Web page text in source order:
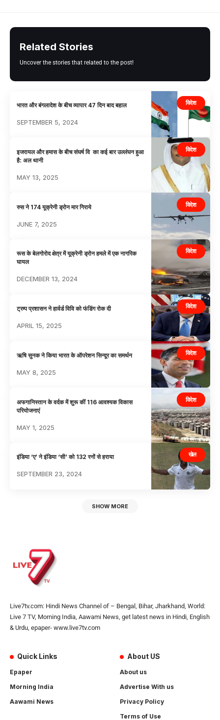
Related Stories
Uncover the stories that related to the post!
विदेश
भारत और बंगलादेश के बीच व्यापार 47 दिन बाद बहाल
SEPTEMBER 5, 2024
विदेश
इजरायल और हमास के बीच संघर्ष वि का कई बार उल्लंघन हुआ
है: अल थानी
MAY 13, 2025
विदेश
रुस ने 174 यूक्रेनी ड्रोन मार गिराये
JUNE 7, 2025
विदेश
रूस के बेलगोरोद क्षेत्र में यूक्रेनी ड्रोन हमले में एक नागरिक
घायल
DECEMBER 13, 2024
विदेश
ट्रम्प प्रशासन ने हार्वर्ड विवि को फंडिंग रोक दी
APRIL 15, 2025
विदेश
ऋषि सुनक ने किया भारत के ऑपरेशन सिन्दूर का समर्थन
MAY 8, 2025
विदेश
अफगानिस्तान के वर्दक में शुरू कीं 116 आवश्यक विकास
परियोजनाएं
MAY 1, 2025
खेल
इंडिया ‘ए’ ने इंडिया ‘सी’ को 132 रनों से हराया
SEPTEMBER 23, 2024
SHOW MORE
Live7tv.com: Hindi News Channel of – Bengal, Bihar, Jharkhand, World:
Live 7 TV, Morning India, Aawami News, get latest news in Hindi, English
& Urdu, epaper- www.live7tv.com
Quick Links
Epaper
Morning India
Aawami News
About US
About us
Advertise With us
Privacy Policy
Terms of Use